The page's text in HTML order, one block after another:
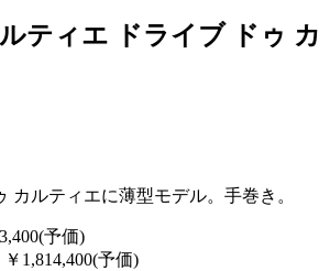
ティエ ドライブ ドゥ カ
カルティエに薄型モデル。手巻き。
予価)
1,814,400(予価)